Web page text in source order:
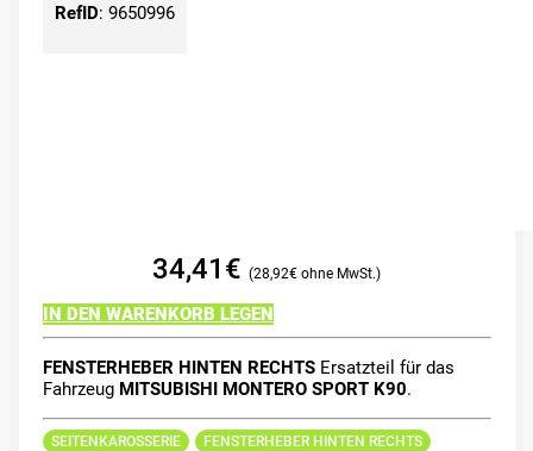
RefID: 9650996
34,41 € 28,92€
IN DEN WARENKORB LEGEN
FENSTERHEBER HINTEN RECHTSErsatzteil für das
Fahrzeug MITSUBISHI MONTERO SPORT K90.
SEITENKAROSSERIE
FENSTERHEBER HINTEN RECHTS